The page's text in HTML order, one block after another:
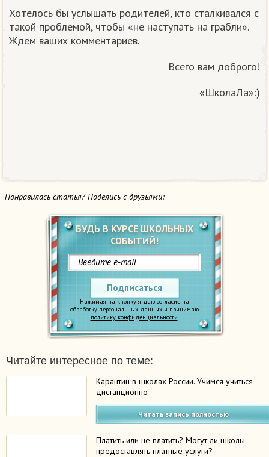
Хотелось бы услышать родителей, кто сталкивался с
такой проблемой, чтобы «не наступать на грабли».
Ждем ваших комментариев.
Всего вам доброго!
«ШколаЛа»:)
Понравилась статья? Поделись с друзьями:
БУДЬ В КУРСЕ ШКОЛЬНЫХ
СОБЫТИЙ!
Подписаться
Нажимая на кнопку я даю согласие на
обработку персональных данных и принимаю
политику конфиденциальности.
Читайте интересное по теме:
Карантин в школах России. Учимся учиться
дистанционно
Читать запись полностью
Платить или не платить? Могут ли школы
предоставлять платные услуги?